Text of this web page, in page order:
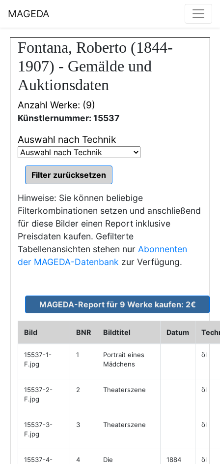
MAGEDA
Fontana, Roberto (1844-
1907) - Gemälde und
Auktionsdaten
Anzahl Werke: (9)
Künstlernummer: 15537
Auswahl nach Technik
Hinweise: Sie können beliebige
Filterkombinationen setzen und anschließend
für diese Bilder einen Report inklusive
Preisdaten kaufen. Gefilterte
Tabellenansichten stehen nur Abonnenten
der MAGEDA-Datenbank zur Verfügung.
Bild BNR Bildtitel Datum
15537-1-
F.jpg
1
Portrait eines
Mädchens
öl
15537-2-
F.jpg
2 Theaterszene öl
15537-3-
F.jpg
3 Theaterszene öl
15537-4-
4
Die
1884 öl